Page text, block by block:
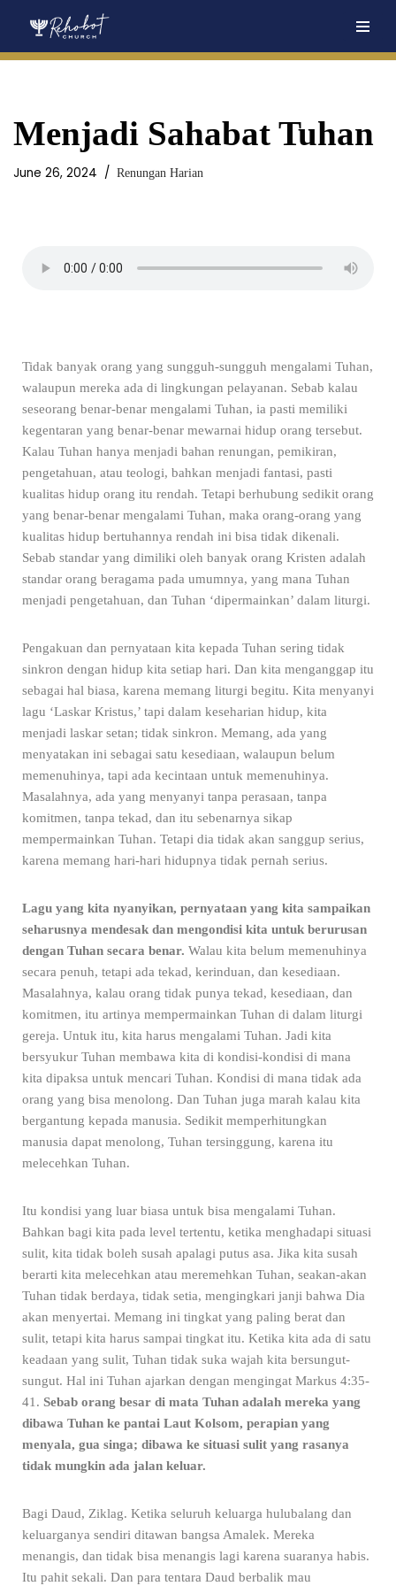
Menjadi Sahabat Tuhan
June 26, 2024 Renungan Harian
Tidak banyak orang yang sungguh-sungguh mengalami Tuhan,
walaupun mereka ada di lingkungan pelayanan. Sebab kalau
seseorang benar-benar mengalami Tuhan, ia pasti memiliki
kegentaran yang benar-benar mewarnai hidup orang tersebut.
Kalau Tuhan hanya menjadi bahan renungan, pemikiran,
pengetahuan, atau teologi, bahkan menjadi fantasi, pasti
kualitas hidup orang itu rendah. Tetapi berhubung sedikit orang
yang benar-benar mengalami Tuhan, maka orang-orang yang
kualitas hidup bertuhannya rendah ini bisa tidak dikenali.
Sebab standar yang dimiliki oleh banyak orang Kristen adalah
standar orang beragama pada umumnya, yang mana Tuhan
menjadi pengetahuan, dan Tuhan ‘dipermainkan’ dalam liturgi.
Pengakuan dan pernyataan kita kepada Tuhan sering tidak
sinkron dengan hidup kita setiap hari. Dan kita menganggap itu
sebagai hal biasa, karena memang liturgi begitu. Kita menyanyi
lagu ‘Laskar Kristus,’ tapi dalam keseharian hidup, kita
menjadi laskar setan; tidak sinkron. Memang, ada yang
menyatakan ini sebagai satu kesediaan, walaupun belum
memenuhinya, tapi ada kecintaan untuk memenuhinya.
Masalahnya, ada yang menyanyi tanpa perasaan, tanpa
komitmen, tanpa tekad, dan itu sebenarnya sikap
mempermainkan Tuhan. Tetapi dia tidak akan sanggup serius,
karena memang hari-hari hidupnya tidak pernah serius.
Lagu yang kita nyanyikan, pernyataan yang kita sampaikan
seharusnya mendesak dan mengondisi kita untuk berurusan
dengan Tuhan secara benar. Walau kita belum memenuhinya
secara penuh, tetapi ada tekad, kerinduan, dan kesediaan.
Masalahnya, kalau orang tidak punya tekad, kesediaan, dan
komitmen, itu artinya mempermainkan Tuhan di dalam liturgi
gereja. Untuk itu, kita harus mengalami Tuhan. Jadi kita
bersyukur Tuhan membawa kita di kondisi-kondisi di mana
kita dipaksa untuk mencari Tuhan. Kondisi di mana tidak ada
orang yang bisa menolong. Dan Tuhan juga marah kalau kita
bergantung kepada manusia. Sedikit memperhitungkan
manusia dapat menolong, Tuhan tersinggung, karena itu
melecehkan Tuhan.
Itu kondisi yang luar biasa untuk bisa mengalami Tuhan.
Bahkan bagi kita pada level tertentu, ketika menghadapi situasi
sulit, kita tidak boleh susah apalagi putus asa. Jika kita susah
berarti kita melecehkan atau meremehkan Tuhan, seakan-akan
Tuhan tidak berdaya, tidak setia, mengingkari janji bahwa Dia
akan menyertai. Memang ini tingkat yang paling berat dan
sulit, tetapi kita harus sampai tingkat itu. Ketika kita ada di satu
keadaan yang sulit, Tuhan tidak suka wajah kita bersungut-
sungut. Hal ini Tuhan ajarkan dengan mengingat Markus 4:35-
41. Sebab orang besar di mata Tuhan adalah mereka yang
dibawa Tuhan ke pantai Laut Kolsom, perapian yang
menyala, gua singa; dibawa ke situasi sulit yang rasanya
tidak mungkin ada jalan keluar.
Bagi Daud, Ziklag. Ketika seluruh keluarga hulubalang dan
keluarganya sendiri ditawan bangsa Amalek. Mereka
menangis, dan tidak bisa menangis lagi karena suaranya habis.
Itu pahit sekali. Dan para tentara Daud berbalik mau